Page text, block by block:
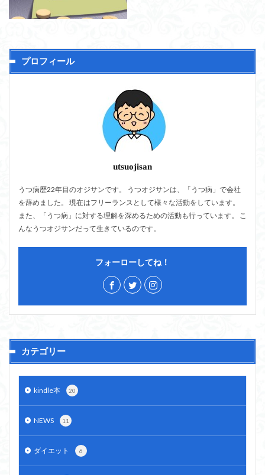
プロフィール
utsuojisan
うつ病歴22年目のオジサンです。 うつオジサンは、「うつ病」で会社
を辞めました。 現在はフリーランスとして様々な活動をしています。
また、「うつ病」に対する理解を深めるための活動も行っています。 こ
んなうつオジサンだって生きているのです。
フォーローしてね！
カテゴリー
kindle本 20
NEWS 11
ダイエット 6